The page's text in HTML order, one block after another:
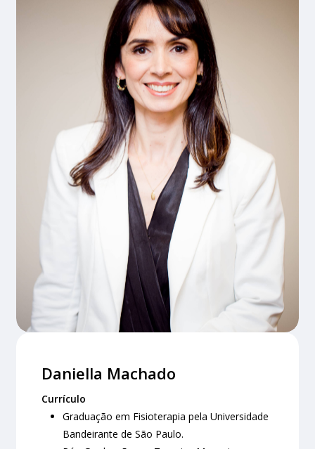
Daniella Machado
Currículo
Graduação em Fisioterapia pela Universidade
Bandeirante de São Paulo.